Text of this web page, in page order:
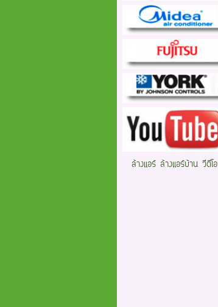
ล้างแอร์ ล้างแอร์บ้าน วีดีโอ